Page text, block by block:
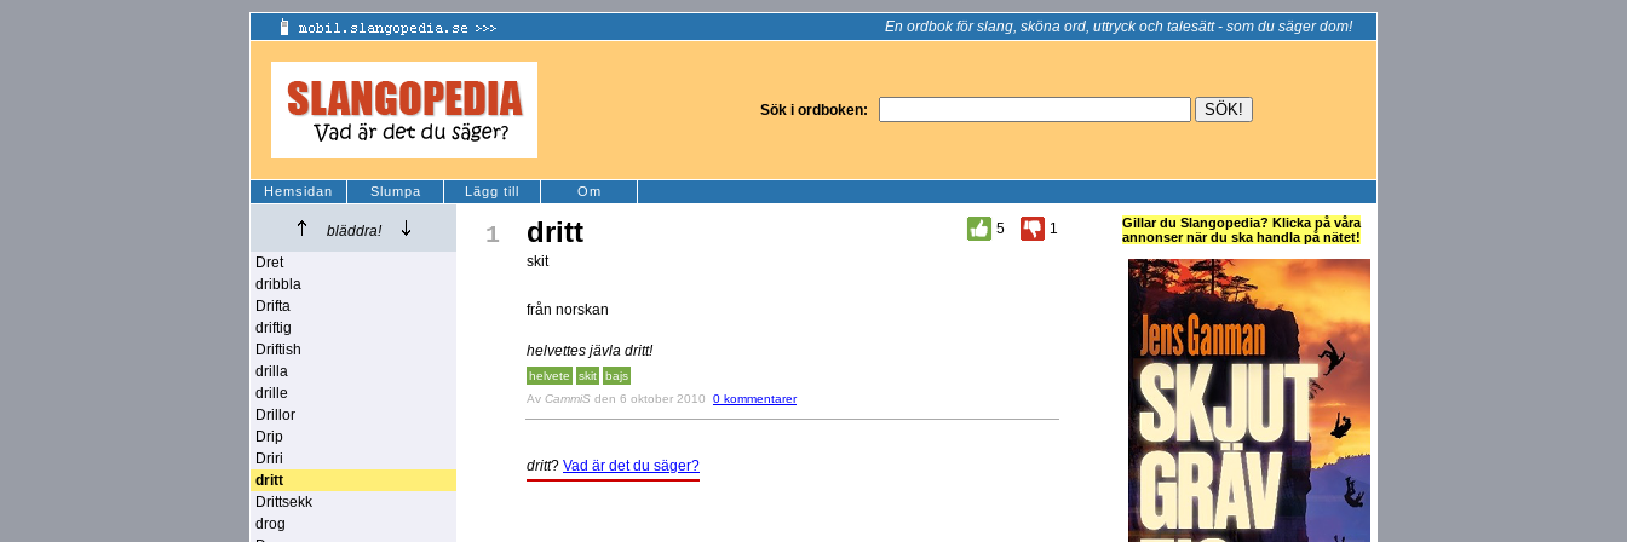
En ordbok för slang, sköna ord, uttryck och talesätt - som du säger dom!
Sök i ordboken:
Hemsidan Slumpa Lägg till Om
bläddra!
Dret
dribbla
Drifta
driftig
Driftish
drilla
drille
Drillor
Drip
Driri
dritt
Drittsekk
drog
1 dritt 5
1
skit
från norskan
helvettes jävla dritt!
helvete skit
bajs
Av CammiS den 6 oktober 2010 0 kommentarer
dritt? Vad är det du säger?
Gillar du Slangopedia? Klicka på våra
annonser när du ska handla på nätet!